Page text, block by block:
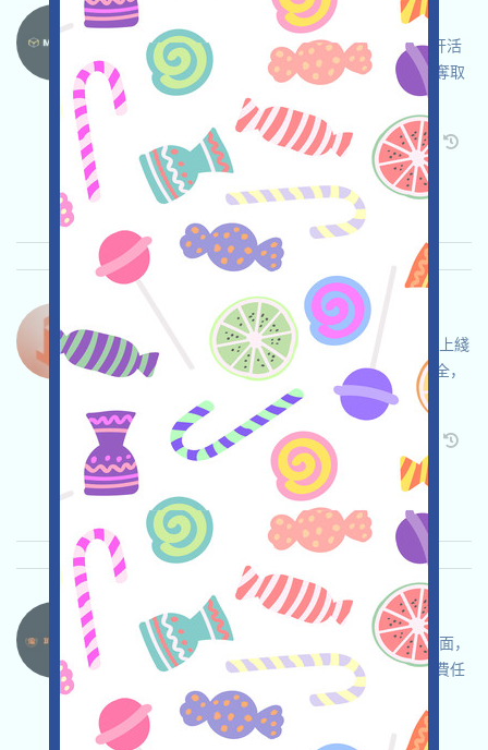
MovitOn-MVON 语言：
MovitOn是一個基於區塊鏈的全球貨運應用，打开活
动页面，自行儘調並確保安全，完成各项任务，奪取
更多積分，邀请获得更多！
关联:需申请 Twitter ETH/ERC/EVM
邀请
收录时间: 2026/04/02
重要程度:
★★★3.0 查阅详情
Tok-Edge-Points 语言：
Tok-Edge是一個可贖回代幣的項目，正在進行預上綫
活動，該階段可以免費參與，自行儘調並確保安全，
完成各项任务，邀请获得更多！
关联: 需申请 Twitter ETH/ERC/EVM
收录时间: 2026/04/02
重要程度:
3.0 查阅详情
BtcGlobal-PROP 语言：
BtcGlobal是一個區塊鏈房地產項目，打开活动页面，
自行儘調並確保安全，注冊並登入，完成各項免費任
務，邀请获得更多！
关联: Mail 邀请
收录时间: